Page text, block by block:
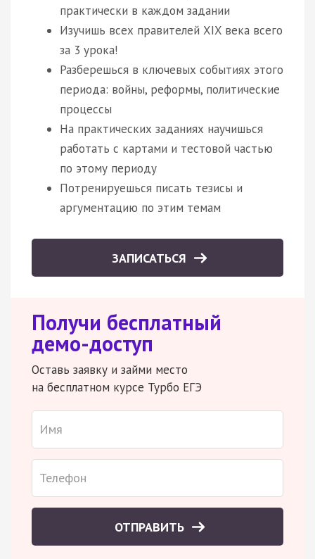
практически в каждом задании
Изучишь всех правителей XIX века всего
за 3 урока!
Разберешься в ключевых событиях этого
периода: войны, реформы, политические
процессы
На практических заданиях научишься
работать с картами и тестовой частью
по этому периоду
Потренируешься писать тезисы и
аргументацию по этим темам
ЗАПИСАТЬСЯ
Получи бесплатный
демо-доступ
Оставь заявку и займи место
на бесплатном курсе Турбо ЕГЭ
ОТПРАВИТЬ